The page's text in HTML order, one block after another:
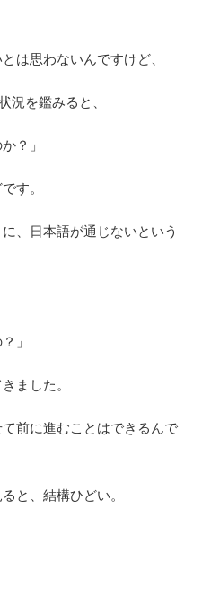
は思わないんですけど、
況を鑑みると、
？」
す。
、日本語が通じないという
」
ました。
前に進むことはできるんで
と、結構ひどい。